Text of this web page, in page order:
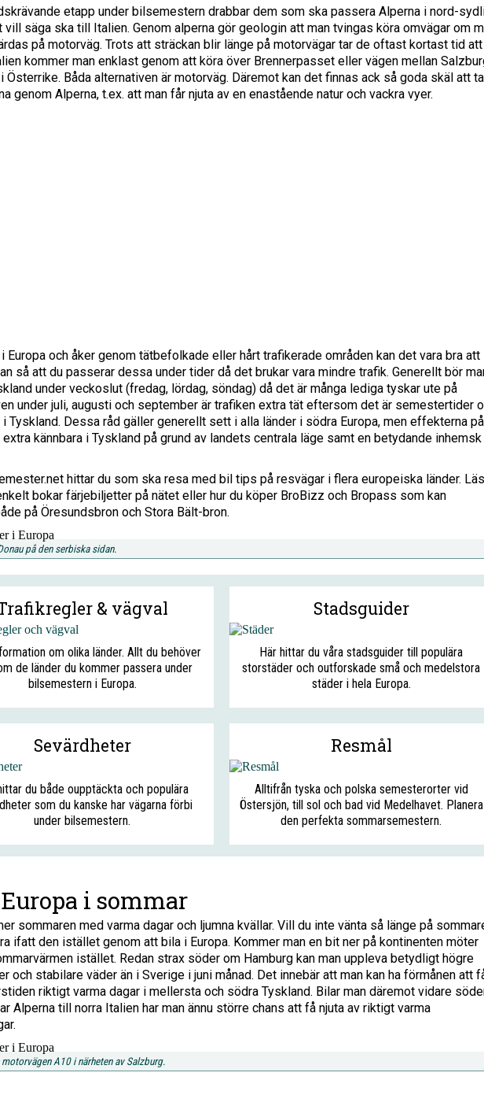
etapp under bilsemestern drabbar dem som ska passera Alperna i nord-
vill säga ska till Italien. Genom alperna gör geologin att man tvingas köra omvägar om
på motorväg. Trots att sträckan blir länge på motorvägar tar de oftast kortast tid att
kommer man enklast genom att köra över Brennerpasset eller vägen mellan
Österrike. Båda alternativen är motorväg. Däremot kan det finnas ack så goda skäl att ta
genom Alperna, t.ex. att man får njuta av en enastående natur och vackra vyer.
Europa och åker genom tätbefolkade eller hårt trafikerade områden kan det vara bra att
så att du passerar dessa under tider då det brukar vara mindre trafik. Generellt bör
under veckoslut (fredag, lördag, söndag) då det är många lediga tyskar ute på
under juli, augusti och september är trafiken extra tät eftersom det är semestertider
Tyskland. Dessa råd gäller generellt sett i alla länder i södra Europa, men effekterna på
kännbara i Tyskland på grund av landets centrala läge samt en betydande inhemsk
hittar du som ska resa med bil tips på resvägar i flera europeiska länder. Läs
bokar färjebiljetter på nätet eller hur du köper BroBizz och Bropass som kan
på Öresundsbron och Stora Bält-bron.
på den serbiska sidan.
& vägval
om olika länder. Allt du behöver
de länder du kommer passera under
bilsemestern i Europa.
Stadsguider
Här hittar du våra stadsguider till populära
storstäder och outforskade små och medelstora
städer i hela Europa.
Sevärdheter
du både oupptäckta och populära
som du kanske har vägarna förbi
under bilsemestern.
Resmål
Alltifrån tyska och polska semesterorter vid
Östersjön, till sol och bad vid Medelhavet. Planera
den perfekta sommarsemestern.
i sommar
sommaren med varma dagar och ljumna kvällar. Vill du inte vänta så länge på
ifatt den istället genom att bila i Europa. Kommer man en bit ner på kontinenten möter
istället. Redan strax söder om Hamburg kan man uppleva betydligt högre
och stabilare väder än i Sverige i juni månad. Det innebär att man kan ha förmånen att
riktigt varma dagar i mellersta och södra Tyskland. Bilar man däremot vidare
Alperna till norra Italien har man ännu större chans att få njuta av riktigt varma
A10 i närheten av Salzburg.